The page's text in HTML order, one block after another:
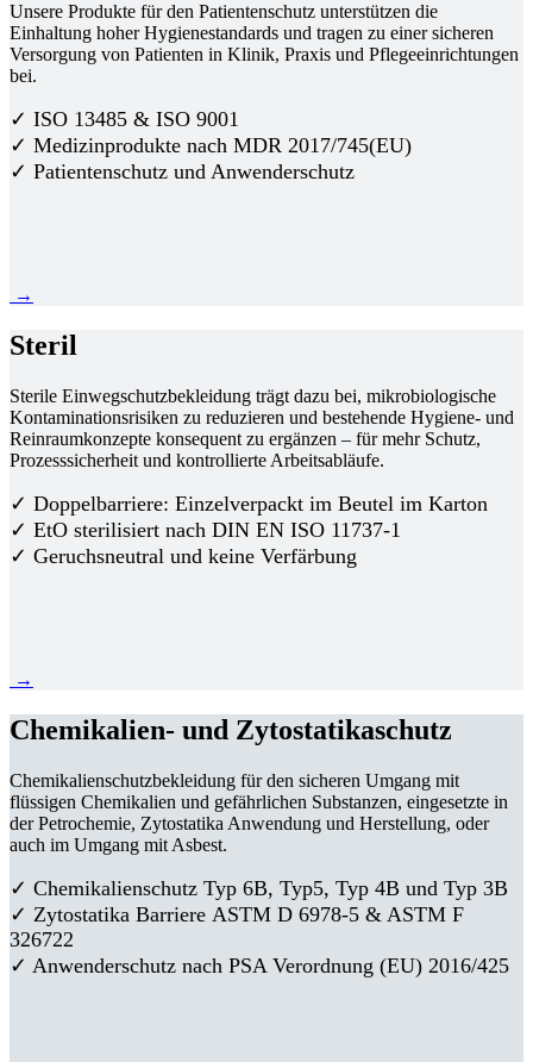
Unsere Produkte für den Patientenschutz unterstützen die
Einhaltung hoher Hygienestandards und tragen zu einer sicheren
Versorgung von Patienten in Klinik, Praxis und Pflegeeinrichtungen
bei.
✓ ISO 13485 & ISO 9001
✓ Medizinprodukte nach MDR 2017/745(EU)
✓ Patientenschutz und Anwenderschutz
→
Steril
Sterile Einwegschutzbekleidung trägt dazu bei, mikrobiologische
Kontaminationsrisiken zu reduzieren und bestehende Hygiene- und
Reinraumkonzepte konsequent zu ergänzen – für mehr Schutz,
Prozesssicherheit und kontrollierte Arbeitsabläufe.
✓ Doppelbarriere: Einzelverpackt im Beutel im Karton
✓ EtO sterilisiert nach DIN EN ISO 11737-1
✓ Geruchsneutral und keine Verfärbung
→
Chemikalien- und Zytostatikaschutz
Chemikalienschutzbekleidung für den sicheren Umgang mit
flüssigen Chemikalien und gefährlichen Substanzen, eingesetzte in
der Petrochemie, Zytostatika Anwendung und Herstellung, oder
auch im Umgang mit Asbest.
✓ Chemikalienschutz Typ 6B, Typ5, Typ 4B und Typ 3B
✓ Zytostatika Barriere ASTM D 6978-5 & ASTM F
326722
✓ Anwenderschutz nach PSA Verordnung (EU) 2016/425